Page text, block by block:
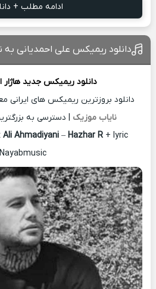
ادامه مطلب +
دانلود ریمیکس علی احمدیانی به
دانلود ریمیکس جدید هاژار
دانلود بروزترین ریمیکس های
نایاب موزیک | دسترسی به
Ali Ahmadiyani– Hazhar R+ lyric
Nayabmusic